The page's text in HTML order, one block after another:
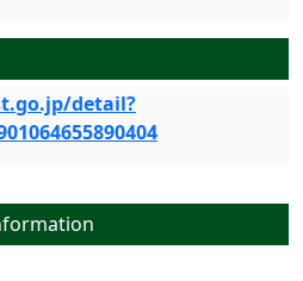
detail?